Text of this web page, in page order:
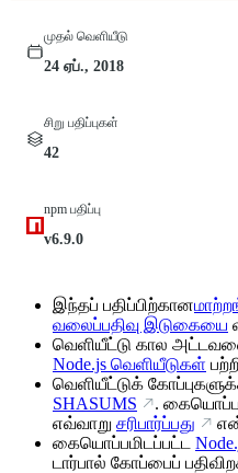
முதல் வெளியீடு
24 ஏப்., 2018
சிறு பதிப்புகள்
42
npm பதிப்பு
v6.9.0
இந்தப் பதிப்பிற்கான
வலைப்பதிவு இடுகையை
வெளியீட்டு கால
Node.js வெளியீடுகள்
வெளியீட்டுக்
SHASUMS
.
எவ்வாறு சரிபார்ப்பது
கையொப்பமிடப்பட்ட
டார்பால் கோப்பைப்